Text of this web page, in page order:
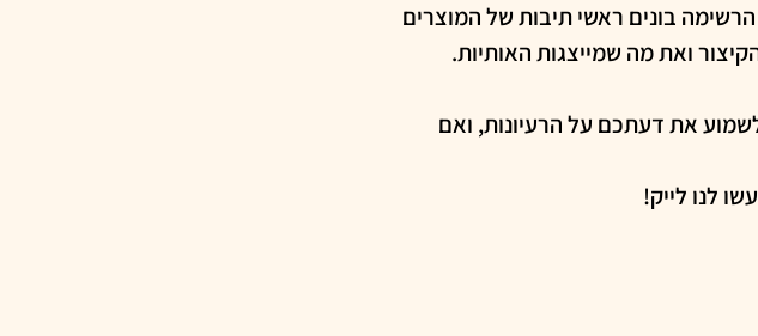
בונים ראשי תיבות של המוצרים
ואת מה שמייצגות האותיות.
את דעתכם על הרעיונות, ואם
לנו לייק!